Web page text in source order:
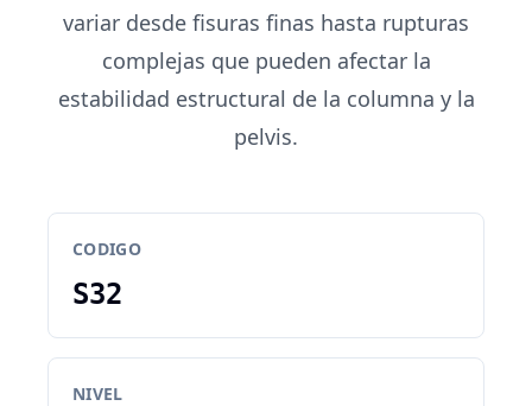
variar desde fisuras finas hasta rupturas
complejas que pueden afectar la
estabilidad estructural de la columna y la
pelvis.
CODIGO
S32
NIVEL